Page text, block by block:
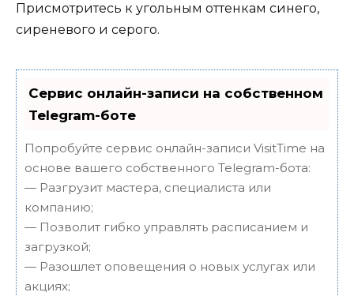
Присмотритесь к угольным оттенкам синего,
сиреневого и серого.
Сервис онлайн-записи на собственном
Telegram-боте
Попробуйте сервис онлайн-записи VisitTime на
основе вашего собственного Telegram-бота:
— Разгрузит мастера, специалиста или
компанию;
— Позволит гибко управлять расписанием и
загрузкой;
— Разошлет оповещения о новых услугах или
акциях;